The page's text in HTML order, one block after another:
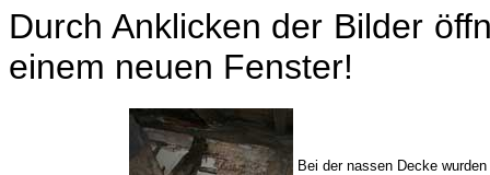
Durch Anklicken der Bilder
einem neuen Fenster!
Bei der nassen Decke